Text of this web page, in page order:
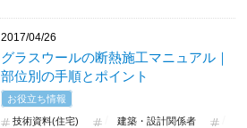
2017/04/26
グラスウールの断熱施工マニュアル｜
部位別の手順とポイント
お役立ち情報
技術資料(住宅)
建築・設計関係者